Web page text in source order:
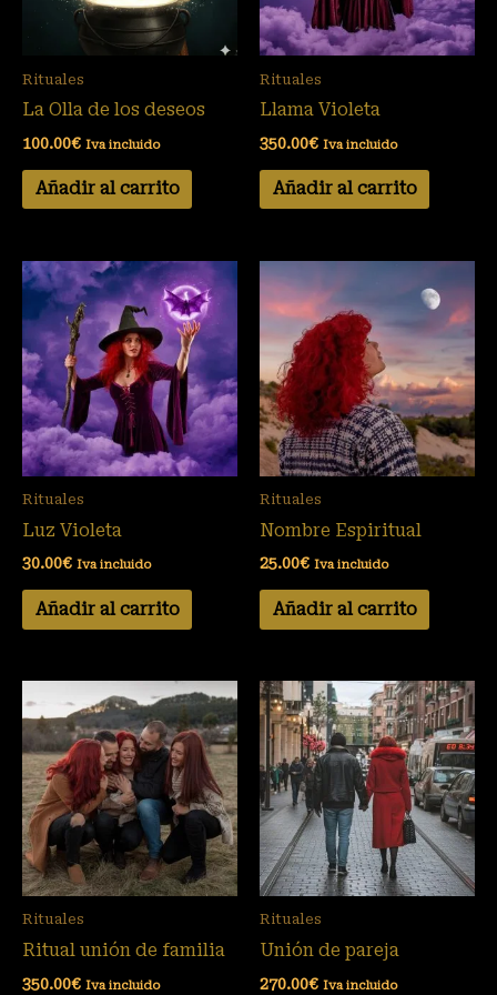
Rituales
La Olla de los deseos
100.00€ Iva incluido
Añadir al carrito
Rituales
Llama Violeta
350.00€ Iva incluido
Añadir al carrito
Rituales
Luz Violeta
30.00€ Iva incluido
Añadir al carrito
Rituales
Nombre Espiritual
25.00€ Iva incluido
Añadir al carrito
Rituales
Ritual unión de familia
350.00€ Iva incluido
Rituales
Unión de pareja
270.00€ Iva incluido